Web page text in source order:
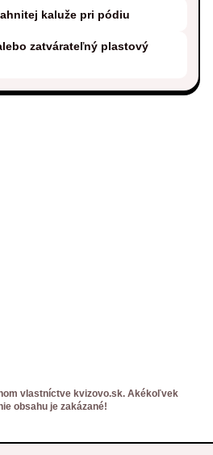
kaluže pri pódiu
zatvárateľný plastový
vlastníctve kvizovo.sk. Akékoľvek
obsahu je zakázané!